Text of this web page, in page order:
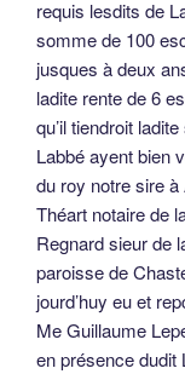
requis lesdits de
somme de 100
jusques à deux
ladite rente de 6
qu’il tiendroit
Labbé ayent bien
du roy notre sire
Théart notaire de
Regnard sieur de
paroisse de
jourd’huy eu et
Me Guillaume
en présence dudit